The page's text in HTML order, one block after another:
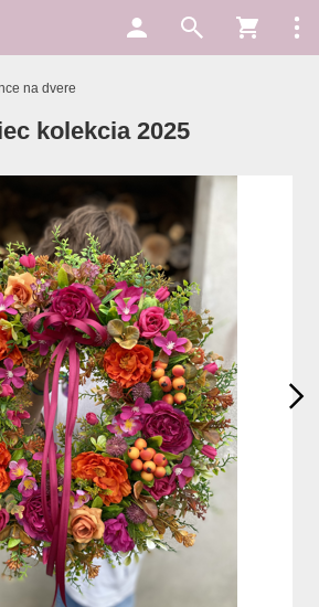
na dvere
kolekcia 2025